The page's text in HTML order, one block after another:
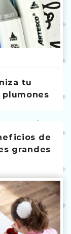
tu
de
grandes